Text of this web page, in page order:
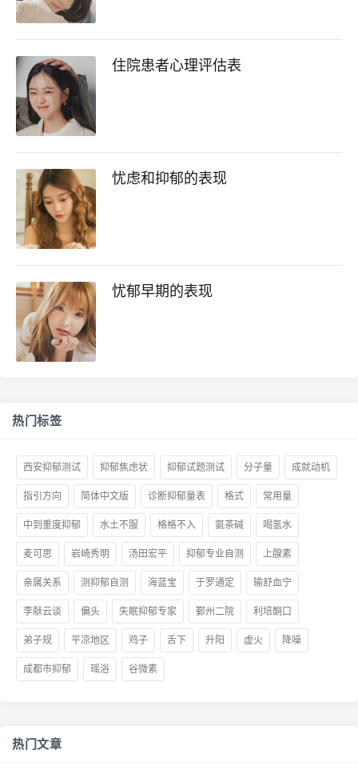
住院患者心理评估表
忧虑和抑郁的表现
忧郁早期的表现
热门标签
西安抑郁测试 抑郁焦虑状 抑郁试题测试 分子量 成就动机
指引方向 简体中文版 诊断抑郁量表 格式 常用量
中到重度抑郁 水土不服 格格不入 氨茶碱 喝氢水
麦可思 岩崎秀明 汤田宏平 抑郁专业自测 上腺素
亲属关系 测抑郁自测 海蓝宝 于罗通定 输舒血宁
李献云谈 偏头 失眠抑郁专家 鄞州二院 利培酮口
弟子规 平凉地区 鸡子 舌下 升阳 虚火 降噪
成都市抑郁 瑶浴 谷微素
热门文章